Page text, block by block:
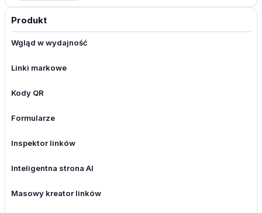
Produkt
Wgląd w wydajność
Linki markowe
Kody QR
Formularze
Inspektor linków
Inteligentna strona AI
Masowy kreator linków